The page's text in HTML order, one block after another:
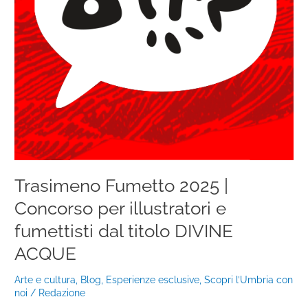
Trasimeno Fumetto 2025 |
Concorso per illustratori e
fumettisti dal titolo DIVINE
ACQUE
Arte e cultura Blog Esperienze esclusive ,Scopri l’Umbria con
noi / Redazione
dal
titolo
DIVINE
ACQUE